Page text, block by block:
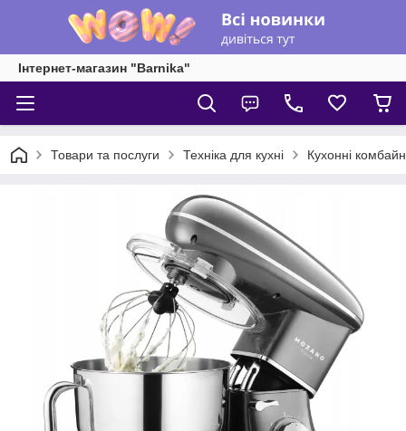
Інтернет-магазин "Barnika"
Товари та послуги Техніка для кухні Кухонні